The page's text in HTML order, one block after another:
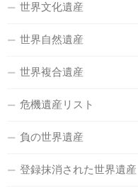
世界文化遺産
世界自然遺産
世界複合遺産
危機遺産リスト
負の世界遺産
登録抹消された世界遺産